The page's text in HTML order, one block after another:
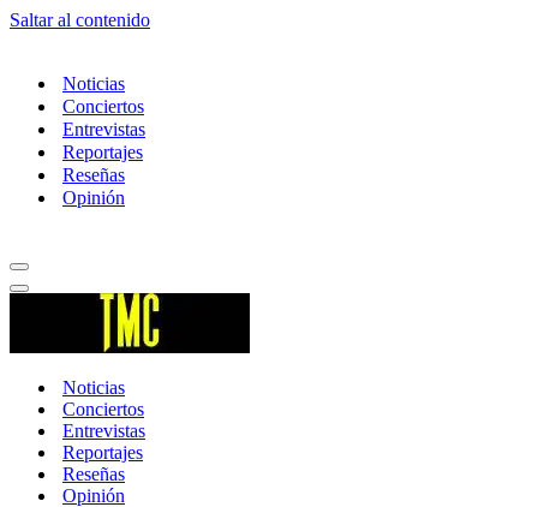
Saltar al contenido
Noticias
Conciertos
Entrevistas
Reportajes
Reseñas
Opinión
Menú
de
Menú
Noticias
Conciertos
Entrevistas
Reportajes
Reseñas
Opinión